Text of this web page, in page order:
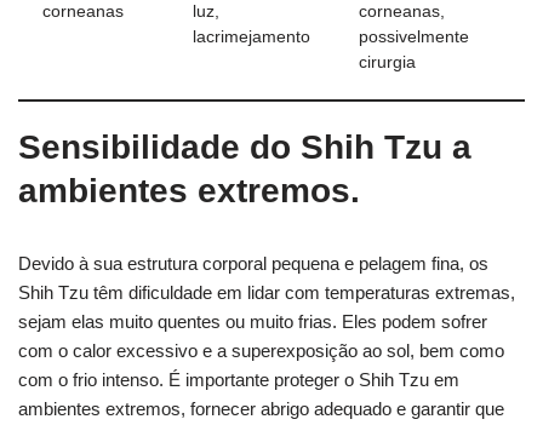
corneanas
luz,
lacrimejamento
corneanas,
possivelmente
cirurgia
Sensibilidade do Shih Tzu a
ambientes extremos.
Devido à sua estrutura corporal pequena e pelagem fina, os
Shih Tzu têm dificuldade em lidar com temperaturas extremas,
sejam elas muito quentes ou muito frias. Eles podem sofrer
com o calor excessivo e a superexposição ao sol, bem como
com o frio intenso. É importante proteger o Shih Tzu em
ambientes extremos, fornecer abrigo adequado e garantir que